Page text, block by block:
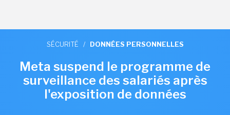
SÉCURITÉ / DONNÉES PERSONNELLES
Meta suspend le programme de
surveillance des salariés après
l'exposition de données